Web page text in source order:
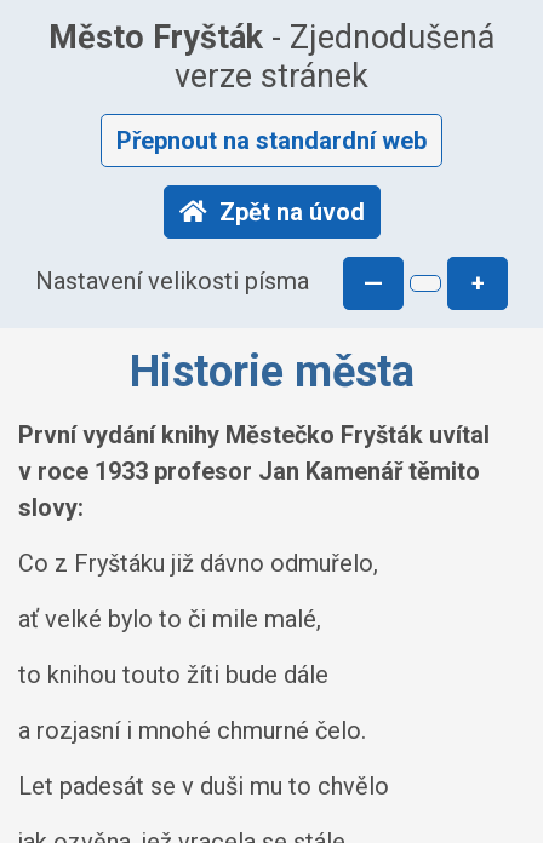
Město Fryšták - Zjednodušená
verze stránek
Přepnout na standardní web
Zpět na úvod
Nastavení velikosti písma — +
Historie města
První vydání knihy Městečko Fryšták uvítal
v roce 1933 profesor Jan Kamenář těmito
slovy:
Co z Fryštáku již dávno odmuřelo,
ať velké bylo to či mile malé,
to knihou touto žíti bude dále
a rozjasní i mnohé chmurné čelo.
Let padesát se v duši mu to chvělo